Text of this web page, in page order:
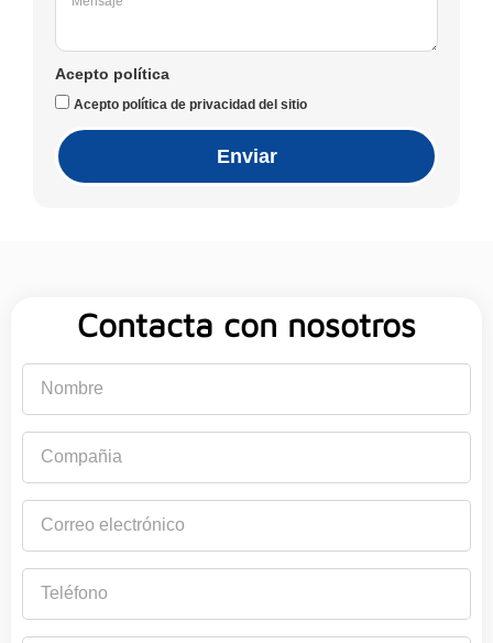
Acepto política
Acepto política de privacidad del sitio
Enviar
Contacta con nosotros
electrónico